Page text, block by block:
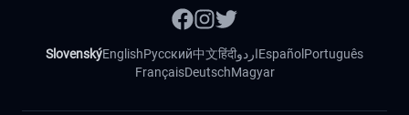
SlovenskýEnglishРусский中文हिंदीاردوEspañol Português
FrançaisDeutschMagyar